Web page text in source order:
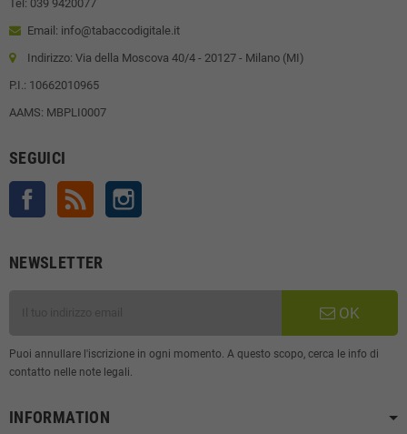
Tel: 039 9420077
Email: info@tabaccodigitale.it
Indirizzo: Via della Moscova 40/4 - 20127 - Milano (MI)
P.I.: 10662010965
AAMS: MBPLI0007
SEGUICI
Facebook Rss
NEWSLETTER
OK
Puoi annullare l'iscrizione in ogni momento. A questo scopo, cerca le info di
contatto nelle note legali.
INFORMATION